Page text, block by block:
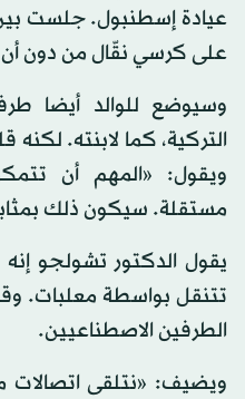
عيادة إسطنبول. جلست بين
على كرسي نقّال من دون
وسيوضع للوالد أيضا
التركية، كما لابنته.
ويقول: «المهم أن
مستقلة. سيكون ذلك
يقول الدكتور تشولجو
تتنقل بواسطة معلبات.
الطرفين الاصطناعيين.
ويضيف: «نتلقى